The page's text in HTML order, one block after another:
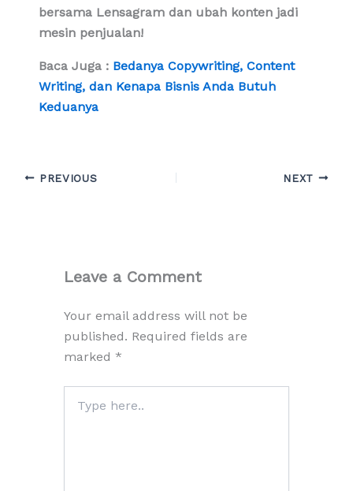
bersama Lensagram dan ubah konten jadi
mesin penjualan!
Baca Juga : Bedanya Copywriting, Content
Writing, dan Kenapa Bisnis Anda Butuh
Keduanya
PREVIOUS NEXT
Leave a Comment
Your email address will not be
published. Required fields are
marked *
here..